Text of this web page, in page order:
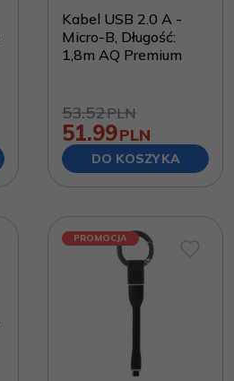
Kabel USB 2.0 A -
Micro-B, Długość:
1,8m AQ Premium
53.52PLN
51.99PLN
DO KOSZYKA
PROMOCJA